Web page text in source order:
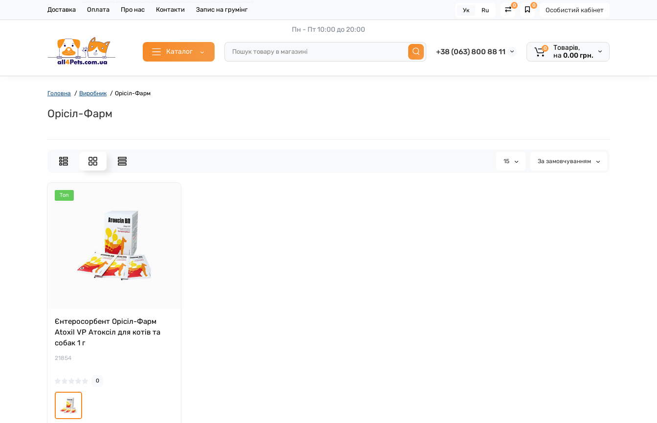
Доставка Оплата Про нас Контакти Запис на грумінг Особистий кабінет
0
0
Ук Ru
Каталог
Пн - Пт 10:00 до 20:00
+38 (063) 800 88 11 0
Товарів,
на 0.00 грн.
Головна Виробник Орісіл-Фарм
Орісіл-Фарм
15 За замовчуванням
Топ
Єнтеросорбент Орісіл-Фарм
Atoxil VP Атоксіл для котів та
собак 1 г
21854
0